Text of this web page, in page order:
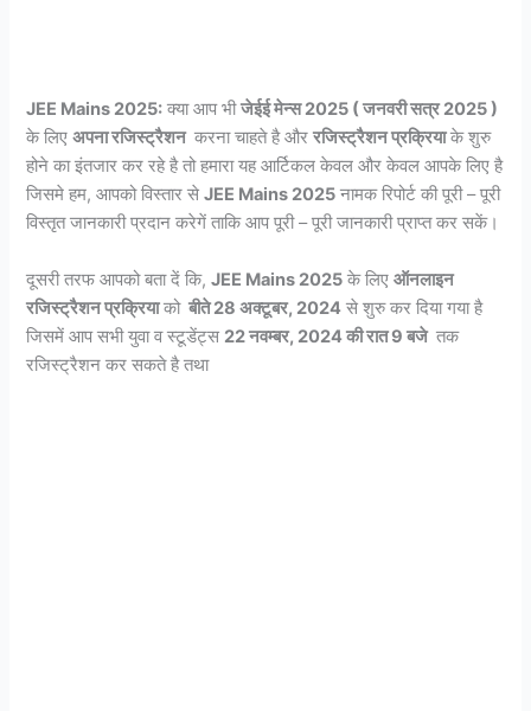
JEE Mains 2025: क्या आप भीजेईई मेन्स 2025 ( जनवरी सत्र 2025 )
के लिएअपना रजिस्ट्रैशन करना चाहते है औररजिस्ट्रैशन प्रक्रियाके शुरु
होने का इंतजार कर रहे है तो हमारा यह आर्टिकल केवल और केवल आपके लिए है
जिसमे हम, आपको विस्तार सेJEE Mains 2025 नामक रिपोर्ट की पूरी – पूरी
विस्तृत जानकारी प्रदान करेगें ताकि आप पूरी – पूरी जानकारी प्राप्त कर सकें।
दूसरी तरफ आपको बता दें कि,JEE Mains 2025 के लिएऑनलाइन
रजिस्ट्रैशन प्रक्रियाको बीते 28 अक्टूबर, 2024 से शुरु कर दिया गया है
जिसमें आप सभी युवा व स्टूडेंट्स 22 नवम्बर, 2024 की रात 9 बजे तक
रजिस्ट्रैशन कर सकते है तथा